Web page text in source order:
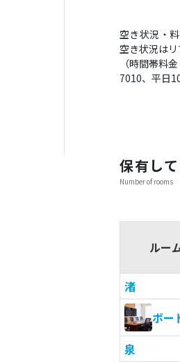
空き状況・
空き状況は
（時間帯料
7010、平日
保有し
Number of rooms
ルー
渚
ボー
泉